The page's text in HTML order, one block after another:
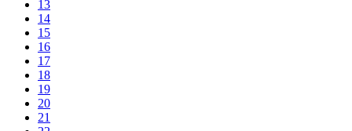
13
14
15
16
17
18
19
20
21